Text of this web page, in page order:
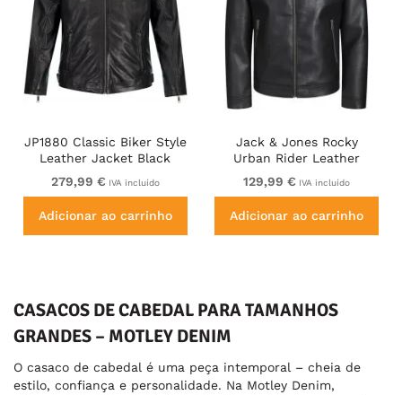
JP1880 Classic Biker Style
Leather Jacket Black
279,99 € IVA incluído
Adicionar ao carrinho
Jack & Jones Rocky
Urban Rider Leather
Jacket Black
129,99 € IVA incluído
Adicionar ao carrinho
CASACOS DE CABEDAL PARA TAMANHOS
GRANDES – MOTLEY DENIM
O casaco de cabedal é uma peça intemporal – cheia de
estilo, confiança e personalidade. Na Motley Denim,